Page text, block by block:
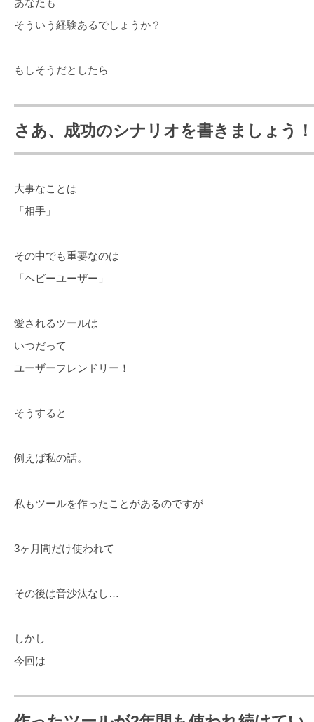
そういう経験あるでしょうか？
もしそうだとしたら
さあ、成功のシナリオを書きましょう！
大事なことは
「相手」
その中でも重要なのは
「ヘビーユーザー」
愛されるツールは
いつだって
ユーザーフレンドリー！
そうすると
例えば私の話。
私もツールを作ったことがあるのですが
3ヶ月間だけ使われて
その後は音沙汰なし…
しかし
今回は